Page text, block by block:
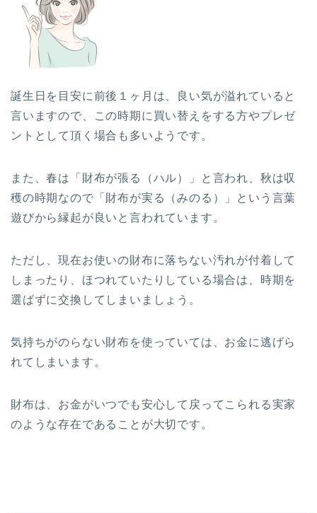
誕生日を目安に前後１ヶ月は、良い気が溢れている と
言いますので、この時期に買い替えをする方やプレゼ
ントとして頂く場合も多いようです。
また、春は「財布が張る（ハル）」と言われ、秋は収
穫の時期なので「財布が実る（みのる）」という言葉
遊びから縁起が良いと言われています。
ただし、現在お使いの財布に落ちない汚れが付着して
しまったり、ほつれていたりしている場合は、時期を
選ばずに交換してしまいましょう。
気持ちがのらない財布を使っていては、お金に逃げら
れてしまいます。
財布は、お金がいつでも安心して戻ってこられる実家
のような存在であることが大切です。